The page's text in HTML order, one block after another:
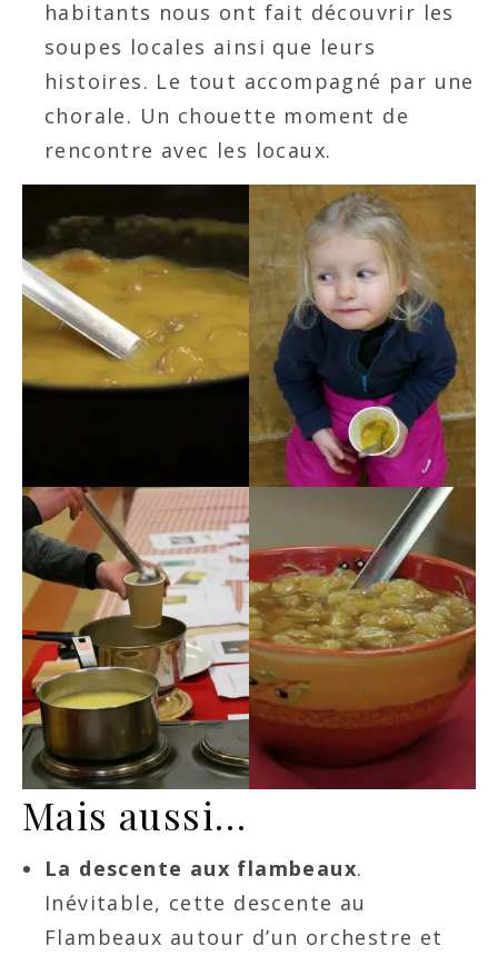
habitants nous ont fait découvrir les
soupes locales ainsi que leurs
histoires. Le tout accompagné par une
chorale. Un chouette moment de
rencontre avec les locaux.
Mais aussi…
La descente aux flambeaux.
Inévitable, cette descente au
Flambeaux autour d’un orchestre et